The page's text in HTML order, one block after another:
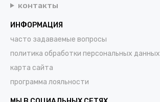
контакты
ИНФОРМАЦИЯ
часто задаваемые вопросы
политика обработки персональных данных
карта сайта
программа лояльности